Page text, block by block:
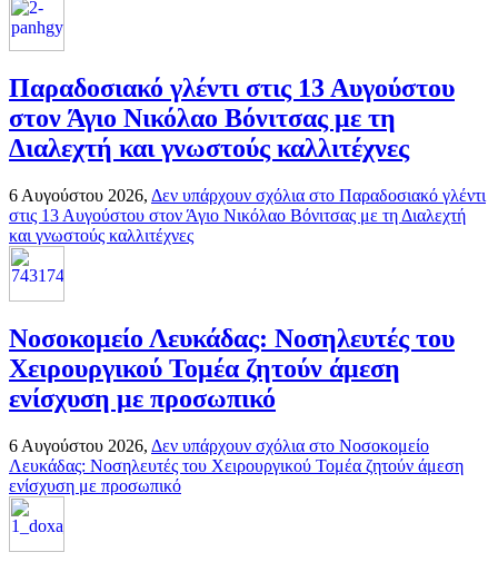
Παραδοσιακό γλέντι στις 13 Αυγούστου
στον Άγιο Νικόλαο Βόνιτσας με τη
Διαλεχτή και γνωστούς καλλιτέχνες
6 Αυγούστου 2026, Δεν υπάρχουν σχόλια στο Παραδοσιακό γλέντι
στις 13 Αυγούστου στον Άγιο Νικόλαο Βόνιτσας με τη Διαλεχτή
και γνωστούς καλλιτέχνες
Νοσοκομείο Λευκάδας: Νοσηλευτές του
Χειρουργικού Τομέα ζητούν άμεση
ενίσχυση με προσωπικό
6 Αυγούστου 2026, Δεν υπάρχουν σχόλια στο Νοσοκομείο
Λευκάδας: Νοσηλευτές του Χειρουργικού Τομέα ζητούν άμεση
ενίσχυση με προσωπικό